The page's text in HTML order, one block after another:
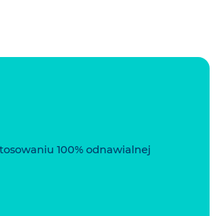
100% odnawialnej